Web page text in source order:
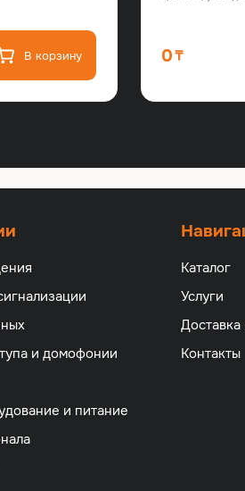
В корзину 0
и домофонии
и питание
Каталог
Услуги
Доставка
Контакты